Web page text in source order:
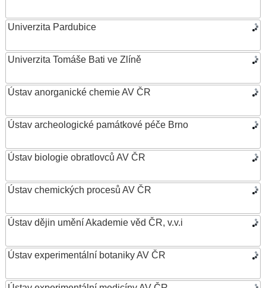
Univerzita Pardubice
Univerzita Tomáše Bati ve Zlíně
Ústav anorganické chemie AV ČR
Ústav archeologické památkové péče Brno
Ústav biologie obratlovců AV ČR
Ústav chemických procesů AV ČR
Ústav dějin umění Akademie věd ČR, v.v.i
Ústav experimentální botaniky AV ČR